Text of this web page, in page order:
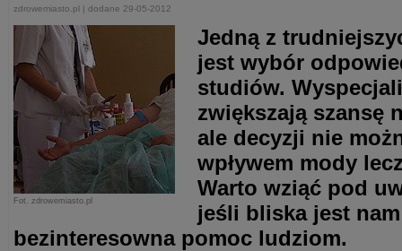
zdrowemiasto.pl | dodane 29-05-2012
Fot. zdrowemiasto.pl
Jedną z
jest wybór
studiów.
zwiększają szansę
ale decyzji nie
wpływem mody
Warto wziąć pod
jeśli bliska jest
bezinteresowna pomoc ludziom.